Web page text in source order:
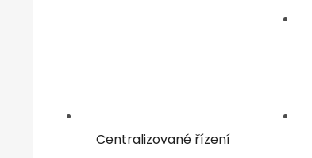
Centralizované řízení